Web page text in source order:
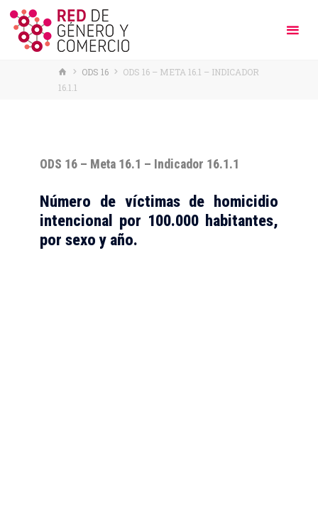
HOME
ODS 16
ODS 16 – META 16.1 – INDICADOR
16.1.1
ODS 16 – Meta 16.1 – Indicador 16.1.1
Número de víctimas de homicidio
intencional por 100.000 habitantes,
por sexo y año.